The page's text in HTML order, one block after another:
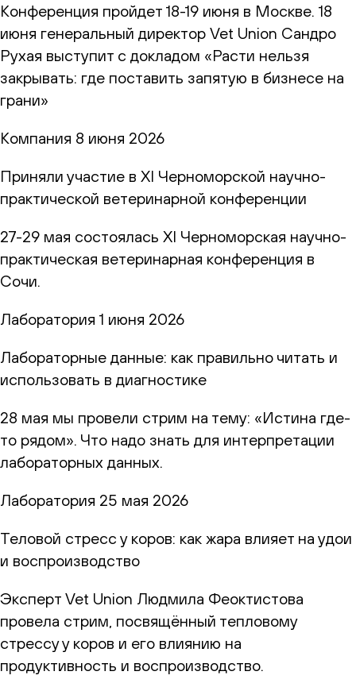
Конференция пройдет 18-19 июня в Москве. 18
июня генеральный директор Vet Union Сандро
Рухая выступит с докладом «Расти нельзя
закрывать: где поставить запятую в бизнесе на
грани»
Компания 8 июня 2026
Приняли участие в XI Черноморской научно-
практической ветеринарной конференции
27-29 мая состоялась XI Черноморская научно-
практическая ветеринарная конференция в
Сочи.
Лаборатория 1 июня 2026
Лабораторные данные: как правильно читать и
использовать в диагностике
28 мая мы провели стрим на тему: «Истина где-
то рядом». Что надо знать для интерпретации
лабораторных данных.
Лаборатория 25 мая 2026
Теловой стресс у коров: как жара влияет на удои
и воспроизводство
Эксперт Vet Union Людмила Феоктистова
провела стрим, посвящённый тепловому
стрессу у коров и его влиянию на
продуктивность и воспроизводство.